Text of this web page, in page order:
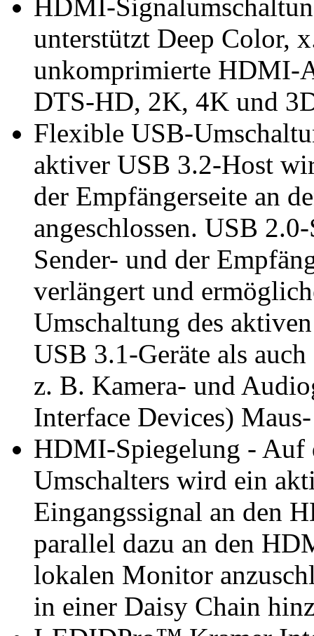
HDMI-
unterstützt Deep Color,
unkomprimierte HDMI-
DTS-HD, 2K, 4K und
Flexible USB-
aktiver USB 3.2-Host
der Empfängerseite an
angeschlossen. USB
Sender- und der
verlängert und
Umschaltung des
USB 3.1-Geräte als
z. B. Kamera- und
Interface Devices)
HDMI-Spiegelung - Auf
Umschalters wird ein
Eingangssignal an den
parallel dazu an den
lokalen Monitor
in einer Daisy Chain